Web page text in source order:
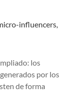
influencers,
los
por los
de forma